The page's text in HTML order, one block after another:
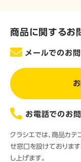
商品に関するお
メールでのお
お電話でのお
クラシエでは、商品カテ
せ窓口を設けておりま
し上げます。